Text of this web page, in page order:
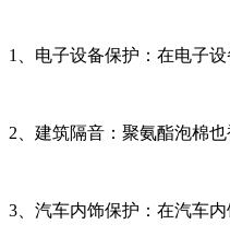
1、电子设备保护：在电子
2、建筑隔音：聚氨酯泡棉
3、汽车内饰保护：在汽车